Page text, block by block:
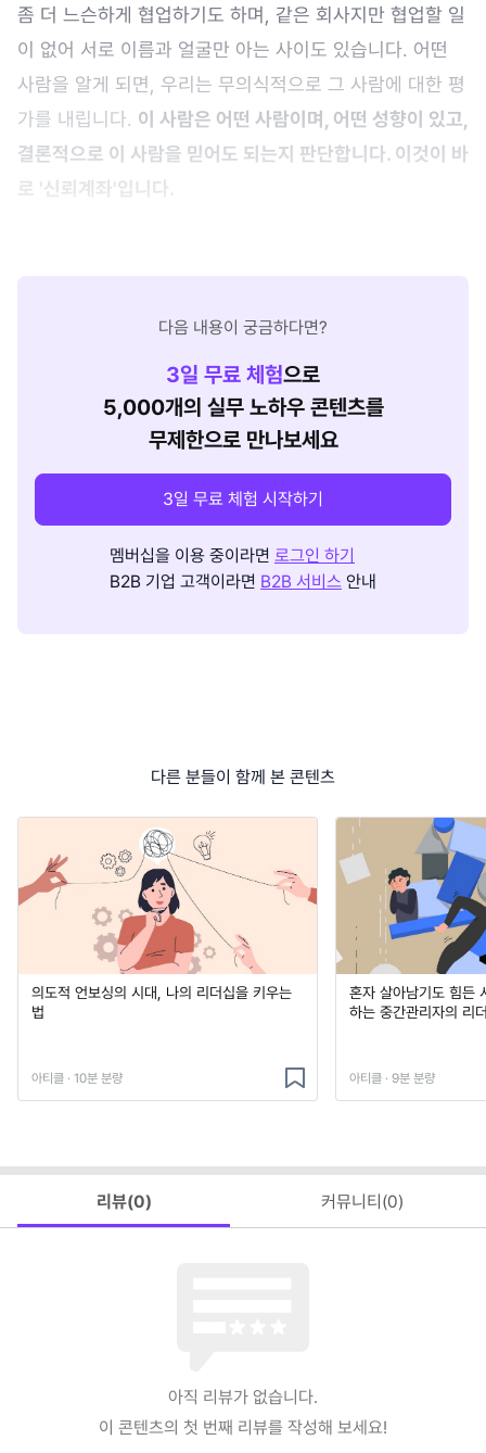
좀 더 느슨하게 협업하기도 하며, 같은 회사지만 협업할 일
이 없어 서로 이름과 얼굴만 아는 사이도 있습니다. 어떤
사람을 알게 되면, 우리는 무의식적으로 그 사람에 대한 평
가를 내립니다. 이 사람은 어떤 사람이며, 어떤 성향이 있고,
결론적으로 이 사람을 믿어도 되는지 판단합니다. 이것이 바
로 '신뢰계좌'입니다.
다음 내용이 궁금하다면?
3일 무료 체험으로
5,000개의 실무 노하우 콘텐츠를
무제한으로 만나보세요
3일 무료 체험 시작하기
멤버십을 이용 중이라면 로그인 하기
B2B 기업 고객이라면 B2B 서비스 안내
다른 분들이 함께 본 콘텐츠
의도적 언보싱의 시대, 나의 리더십을 키우는
법
아티클 · 10분 분량
혼자 살아남기도 힘든
하는 중간관리자의 리
아티클 · 9분 분량
리뷰(0) 커뮤니티(0)
아직 리뷰가 없습니다.
이 콘텐츠의 첫 번째 리뷰를 작성해 보세요!